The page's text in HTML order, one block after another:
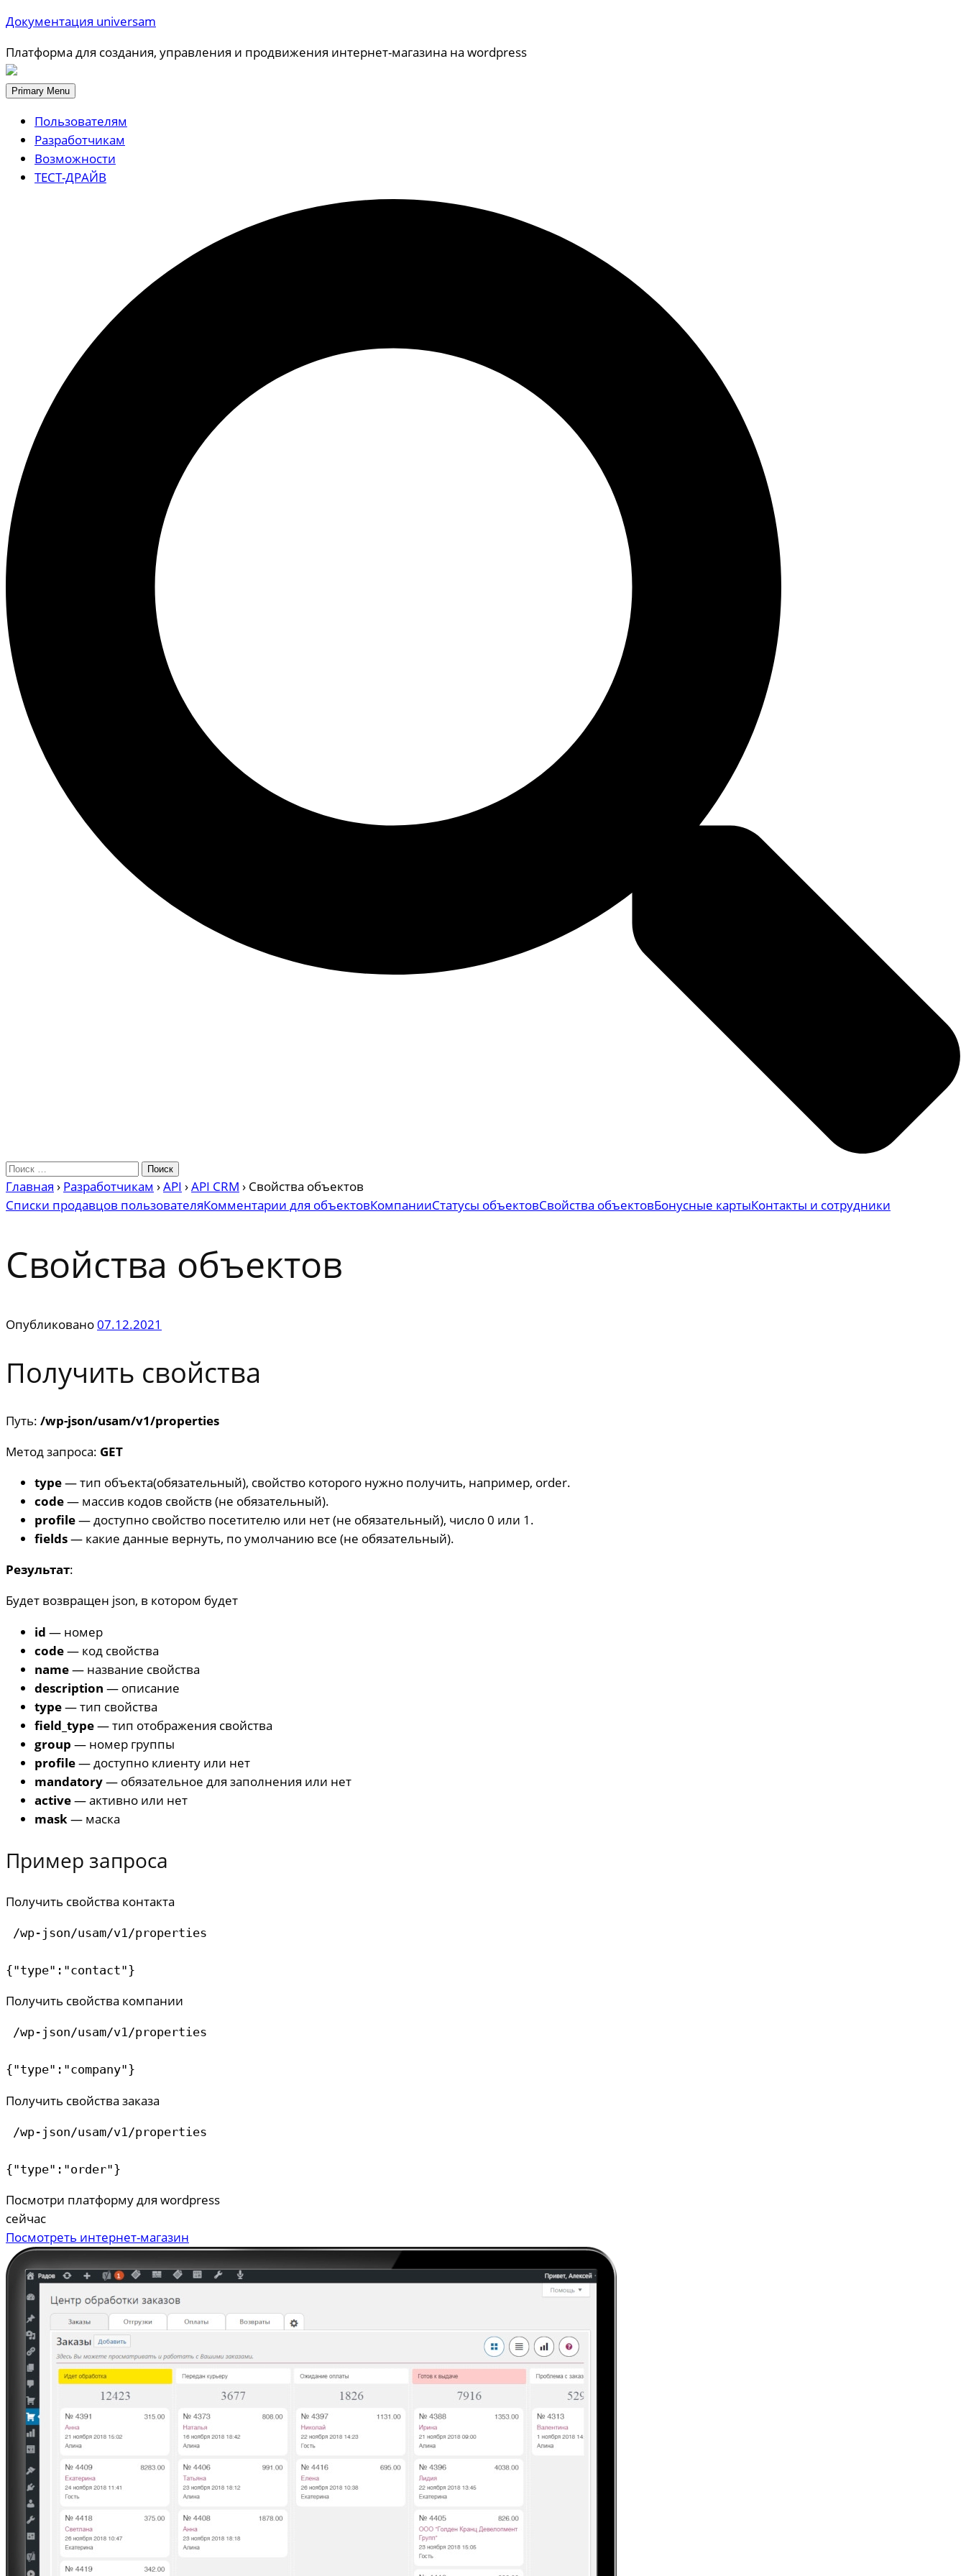
Документация universam
Платформа для создания, управления и продвижения интернет-магазина на wordpress
Primary Menu
Пользователям
Разработчикам
Возможности
ТЕСТ-ДРАЙВ
Главная › Разработчикам ›API ›API CRM › Свойства объектов
Списки продавцов пользователяКомментарии для объектовКомпанииСтатусы объектовСвойства объектовБонусные картыКонтакты и сотрудники
Свойства объектов
Опубликовано07.12.2021
Получить свойства
Путь: /wp-json/usam/v1/properties
Метод запроса: GET
type— тип объекта(обязательный), свойство которого нужно получить, например, order.
code— массив кодов свойств (не обязательный).
profile— доступно свойство посетителю или нет (не обязательный), число 0 или 1.
fields— какие данные вернуть, по умолчанию все (не обязательный).
Результат:
Будет возвращен json, в котором будет
id — номер
code— код свойства
name— название свойства
description — описание
type— тип свойства
field_type— тип отображения свойства
group — номер группы
profile— доступно клиенту или нет
mandatory— обязательное для заполнения или нет
active— активно или нет
mask — маска
Пример запроса
Получить свойства контакта
{"type":"contact"}
Получить свойства компании
{"type":"company"}
Получить свойства заказа
{"type":"order"}
Посмотри платформу для wordpress
сейчас
Посмотреть интернет-магазин